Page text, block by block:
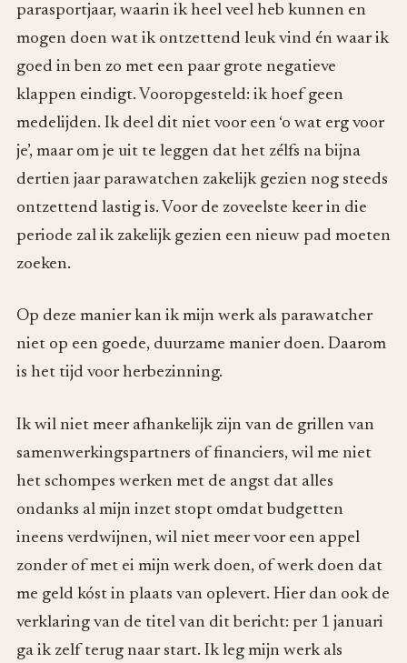
parasportjaar, waarin ik heel veel heb kunnen en
mogen doen wat ik ontzettend leuk vind én waar ik
goed in ben zo met een paar grote negatieve
klappen eindigt. Vooropgesteld: ik hoef geen
medelijden. Ik deel dit niet voor een ‘o wat erg voor
je’, maar om je uit te leggen dat het zélfs na bijna
dertien jaar parawatchen zakelijk gezien nog steeds
ontzettend lastig is. Voor de zoveelste keer in die
periode zal ik zakelijk gezien een nieuw pad moeten
zoeken.
Op deze manier kan ik mijn werk als parawatcher
niet op een goede, duurzame manier doen. Daarom
is het tijd voor herbezinning.
Ik wil niet meer afhankelijk zijn van de grillen van
samenwerkingspartners of financiers, wil me niet
het schompes werken met de angst dat alles
ondanks al mijn inzet stopt omdat budgetten
ineens verdwijnen, wil niet meer voor een appel
zonder of met ei mijn werk doen, of werk doen dat
me geld kóst in plaats van oplevert. Hier dan ook de
verklaring van de titel van dit bericht: per 1 januari
ga ik zelf terug naar start. Ik leg mijn werk als